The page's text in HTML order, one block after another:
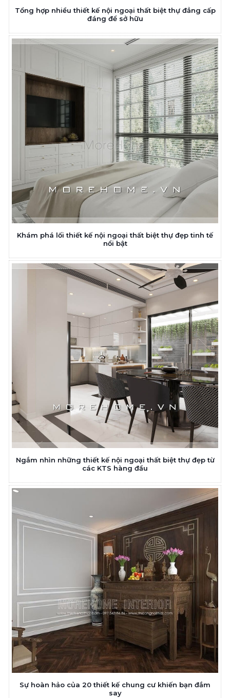
Tổng hợp nhiều thiết kế nội ngoại thất biệt thự đẳng cấp
đáng để sở hữu
Khám phá lối thiết kế nội ngoại thất biệt thự đẹp tinh tế
nổi bật
Ngắm nhìn những thiết kế nội ngoại thất biệt thự đẹp từ
các KTS hàng đầu
Sự hoàn hảo của 20 thiết kế chung cư khiến bạn đắm
say